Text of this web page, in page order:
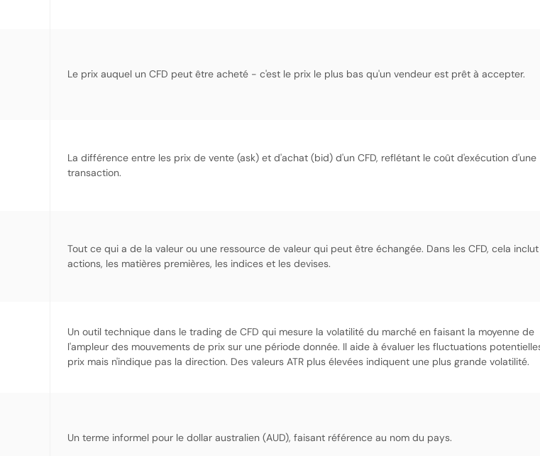
Le prix auquel un CFD peut être acheté - c'est le prix le plus bas qu'un vendeur est prêt à accepter.
La différence entre les prix de vente (ask) et d'achat (bid) d'un CFD, reflétant le coût d'exécution d'une
transaction.
Tout ce qui a de la valeur ou une ressource de valeur qui peut être échangée. Dans les CFD, cela
actions, les matières premières, les indices et les devises.
Un outil technique dans le trading de CFD qui mesure la volatilité du marché en faisant la moyenne de
l'ampleur des mouvements de prix sur une période donnée. Il aide à évaluer les fluctuations
prix mais n'indique pas la direction. Des valeurs ATR plus élevées indiquent une plus grande volatilité.
Un terme informel pour le dollar australien (AUD), faisant référence au nom du pays.